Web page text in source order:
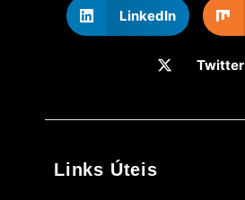
LinkedIn
Twitter
Links Úteis